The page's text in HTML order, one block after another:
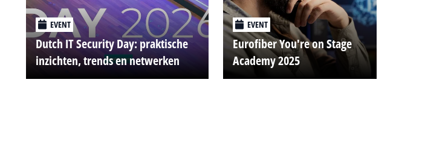
EVENT
Dutch IT Security Day: praktische
inzichten, trends en netwerken
EVENT
Eurofiber You're on Stage
Academy 2025